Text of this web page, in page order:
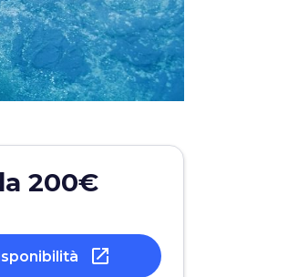
200€
open_in_new